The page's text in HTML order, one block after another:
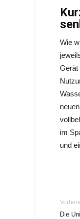
Wie
Gerät
im
und
Die